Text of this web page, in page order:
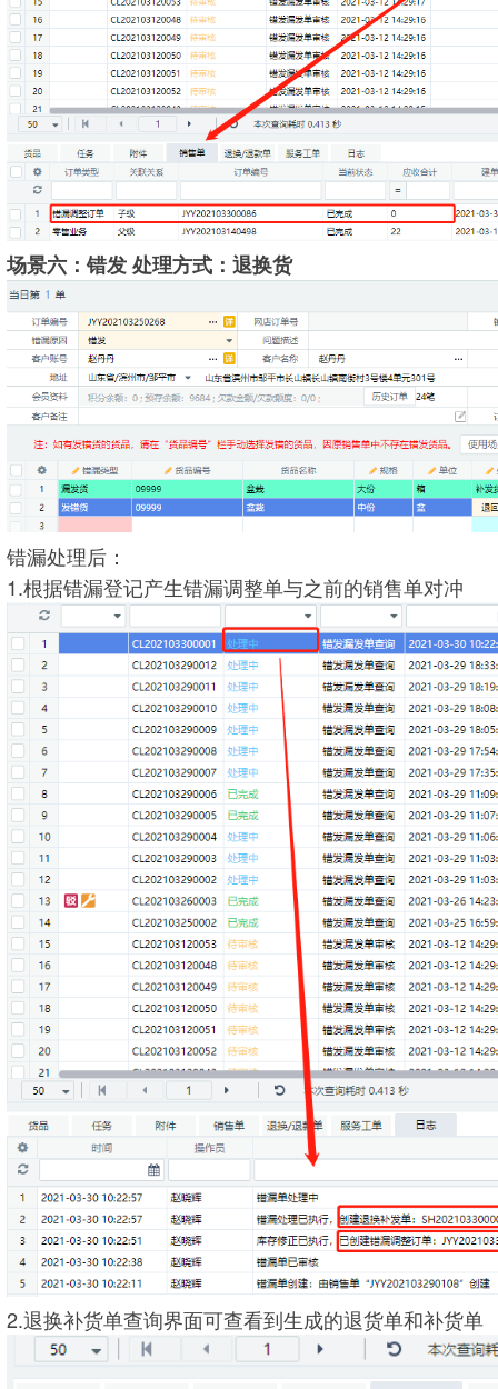
场景六：错发 处理方式：退换货
错漏处理后：
1.根据错漏登记产生错漏调整单与之前的销售单对冲
2.退换补货单查询界面可查看到生成的退货单和补货单